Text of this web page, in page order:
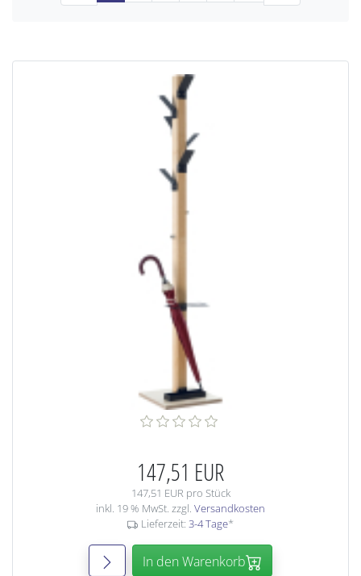
147,51 EUR
147,51 EUR pro Stück
inkl. 19 % MwSt. zzgl. Versandkosten
Lieferzeit: 3-4 Tage*
In den Warenkorb